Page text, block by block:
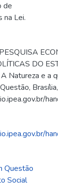
de
na Lei.
DO
Natureza e a
Questão
Social